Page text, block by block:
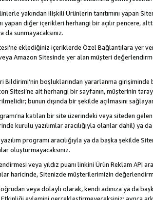
yakından ilişkili Ürünlerin tanıtımını yapan
yapan diğer içerikleri herhangi bir açılır pencere,
da sunmayacaksınız.
eklediğiniz içeriklerde Özel Bağlantılara yer
Amazon Sitesinde yer alan müşteri
Bildirimi’nin boşluklarından yararlanma
Sitesi’ne ait herhangi bir sayfanın, müşterinin
bunun dışında bir şekilde açılmasını
katılan bir site üzerindeki veya siteden
kurulu yazılımlar aracılığıyla olanlar dahil) ya
programı aracılığıyla ya da başka şekilde
oluşturmayacaksınız.
veya yıldız puanı linkini Ürün Reklam API
haricinde, Sitenizde müşterilerimizin
veya dolaylı olarak, kendi adınıza ya da
eylemini gerçekleştirmeyeceksiniz; ayrıca